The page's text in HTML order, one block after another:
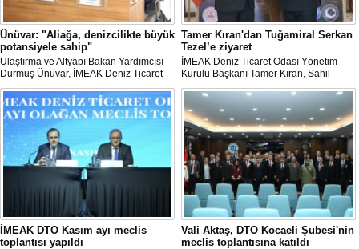
Ünüvar: "Aliağa, denizcilikte büyük
potansiyele sahip"
Ulaştırma ve Altyapı Bakan Yardımcısı
Durmuş Ünüvar, İMEAK Deniz Ticaret
Odası (DTO) Aliağa Şubesini ziyaret etti.
Tamer Kıran'dan Tuğamiral Serkan
Tezel’e ziyaret
İMEAK Deniz Ticaret Odası Yönetim
Kurulu Başkanı Tamer Kıran, Sahil
Güvenlik Marmara ve Boğazlar Bölge
Komutanlığına yeni atanan Tuğamiral
Serkan Tezel’i ziyaret etti.
İMEAK DTO Kasım ayı meclis
toplantısı yapıldı
Vali Aktaş, DTO Kocaeli Şubesi'nin
meclis toplantısına katıldı